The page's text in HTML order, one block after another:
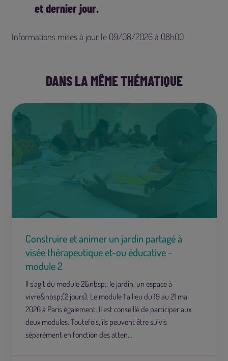
et dernier jour.
Informations mises à jour le 09/08/2026 à 08h00
DANS LA MÊME THÉMATIQUE
Construire et animer un jardin partagé à
visée thérapeutique et-ou éducative -
module 2
Il s'agit du module 2&nbsp;: le jardin, un espace à
vivre&nbsp;(2 jours). Le module 1 a lieu du 19 au 21 mai
2026 à Paris également. Il est conseillé de participer aux
deux modules. Toutefois, ils peuvent être suivis
séparément en fonction des atten…